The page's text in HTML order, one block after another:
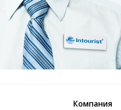
Компания